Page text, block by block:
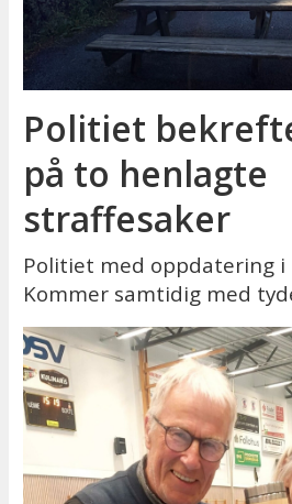
Politiet
på to henlagte
straffesaker
Politiet med oppdatering
Kommer samtidig med